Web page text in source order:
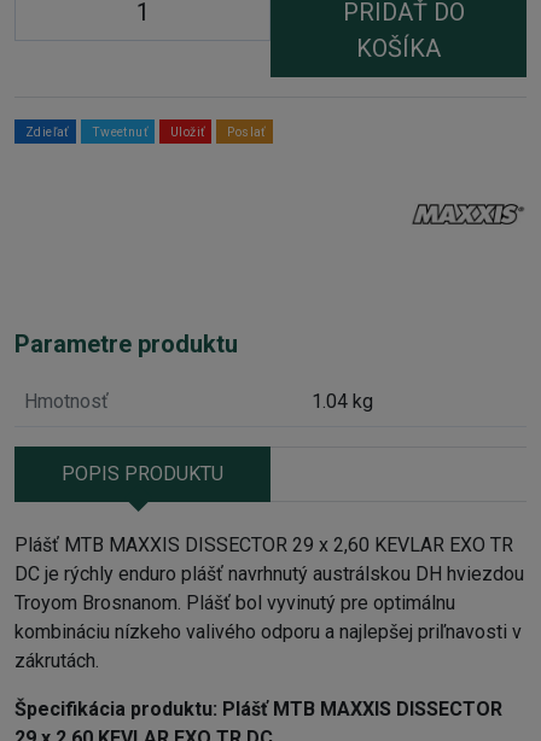
PRIDAŤ DO
KOŠÍKA
Zdieľať Tweetnuť Uložiť Poslať
Parametre produktu
Hmotnosť 1.04 kg
POPIS PRODUKTU
Plášť MTB MAXXIS DISSECTOR 29 x 2,60 KEVLAR EXO TR
DC je rýchly enduro plášť navrhnutý austrálskou DH hviezdou
Troyom Brosnanom. Plášť bol vyvinutý pre optimálnu
kombináciu nízkeho valivého odporu a najlepšej priľnavosti v
zákrutách.
Špecifikácia produktu: Plášť MTB MAXXIS DISSECTOR